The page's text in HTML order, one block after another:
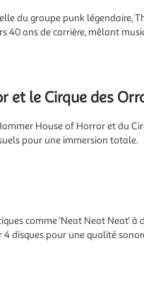
du groupe punk légendaire,
40 ans de carrière, mêlant
et le Cirque des
House of Horror et du
pour une immersion totale.
comme 'Neat Neat Neat'
disques pour une qualité